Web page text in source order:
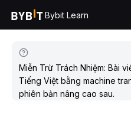
Bybit Learn
Miễn Trừ Trách Nhiệm: Bài
Tiếng Việt bằng machine
phiên bản nâng cao sau.